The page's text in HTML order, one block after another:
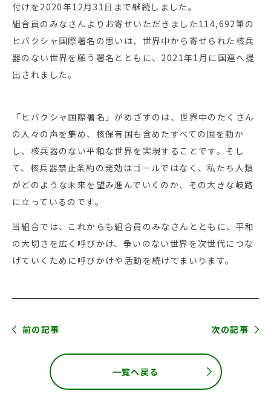
付けを2020年12月31日まで継続しました。
組合員のみなさんよりお寄せいただきました114,692筆の
ヒバクシャ国際署名の思いは、世界中から寄せられた核兵
器のない世界を願う署名とともに、2021年1月に国連へ提
出されました。
「ヒバクシャ国際署名」がめざすのは、世界中のたくさん
の人々の声を集め、核保有国も含めたすべての国を動か
し、核兵器のない平和な世界を実現することです。そし
て、核兵器禁止条約の発効はゴールではなく、私たち人類
がどのような未来を望み進んでいくのか、その大きな岐路
に立っているのです。
当組合では、これからも組合員のみなさんとともに、平和
の大切さを広く呼びかけ、争いのない世界を次世代につな
げていくために呼びかけや活動を続けてまいります。
前の記事 次の記事
一覧へ戻る